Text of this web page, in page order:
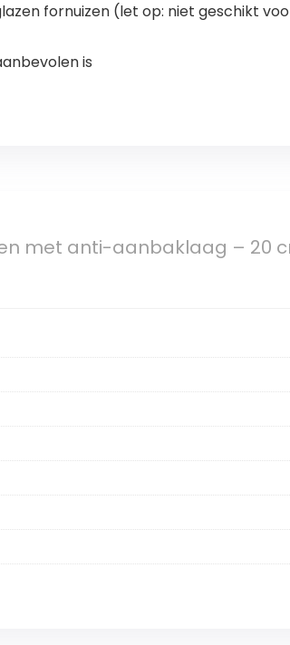
fornuizen (let op: niet geschikt
is
met anti-aanbaklaag – 20